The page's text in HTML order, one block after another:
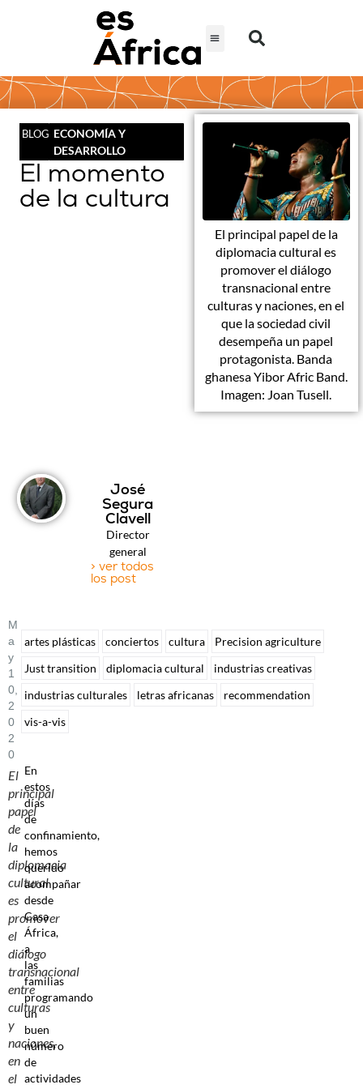
BLOG ECONOMÍA Y
DESARROLLO
El momento
de la cultura
El principal papel de la
diplomacia cultural es
promover el diálogo
transnacional entre
culturas y naciones, en el
que la sociedad civil
desempeña un papel
protagonista. Banda
ghanesa Yibor Afric Band.
Imagen: Joan Tusell.
José
Segura
Clavell
Director
general
> ver todos
los post
M
A
Y
1
0,
2
0
2
0
El
principal
papel
de
la
diplomacia
cultural
es
promover
el
diálogo
transnacional
entre
culturas
y
naciones,
en
el
En
estos
días
de
confinamiento,
hemos
querido
acompañar
desde
Casa
África,
a
las
familias
programando
un
buen
número
de
actividades
artes plásticas conciertos cultura
Precision agriculture
Just transition
diplomacia cultural
industrias creativas
industrias culturales
letras africanas
recommendation
vis-a-vis